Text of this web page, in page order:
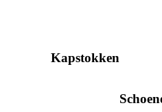
Kapstokken